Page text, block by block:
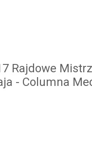
Rajdowe
- Columna